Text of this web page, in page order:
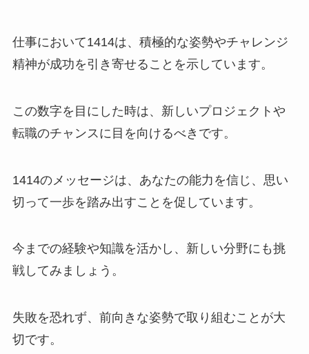
仕事において1414は、積極的な姿勢やチャレンジ
精神が成功を引き寄せることを示しています。
この数字を目にした時は、新しいプロジェクトや
転職のチャンスに目を向けるべきです。
1414のメッセージは、あなたの能力を信じ、思い
切って一歩を踏み出すことを促しています。
今までの経験や知識を活かし、新しい分野にも挑
戦してみましょう。
失敗を恐れず、前向きな姿勢で取り組むことが大
切です。